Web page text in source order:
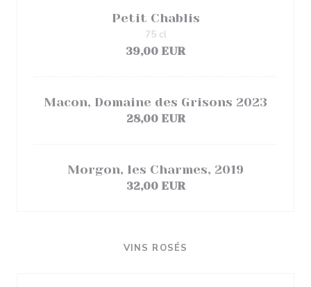
Petit Chablis
39,00 EUR
75 cl
Macon, Domaine des Grisons 2023
28,00 EUR
Morgon, les Charmes, 2019
32,00 EUR
VINS ROSÉS